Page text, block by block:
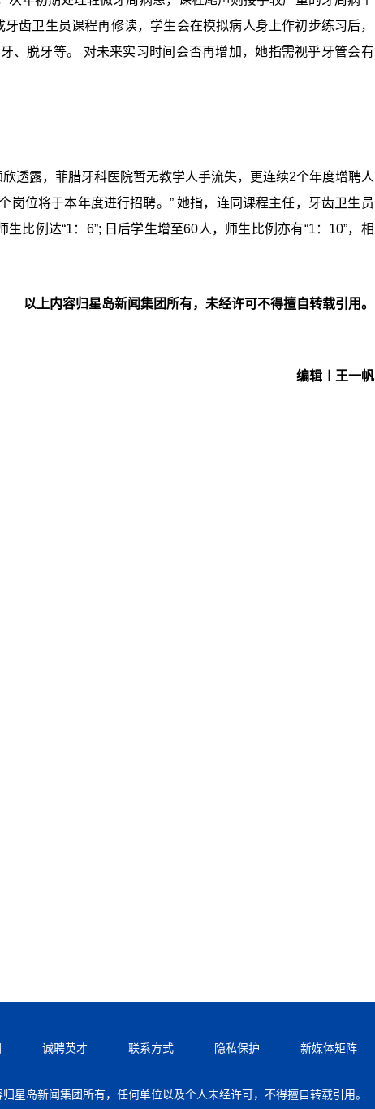
齿卫生员课程再修读，学生会在模拟病人身上作初步练习后，
、脱牙等。 对未来实习时间会否再增加，她指需视乎牙管会有
透露，菲腊牙科医院暂无教学人手流失，更连续2个年度增聘人
岗位将于本年度进行招聘。” 她指，连同课程主任，牙齿卫生员
比例达“1：6”; 日后学生增至60人，师生比例亦有“1：10”，相
以上内容归星岛新闻集团所有，未经许可不得擅自转载引用。
编辑︱王一帆
诚聘英才 联系方式 隐私保护 新媒体矩阵
星岛新闻集团所有，任何单位以及个人未经许可，不得擅自转载引用。